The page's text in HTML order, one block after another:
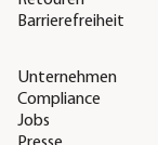
Barrierefreiheit
Unternehmen
Compliance
Jobs